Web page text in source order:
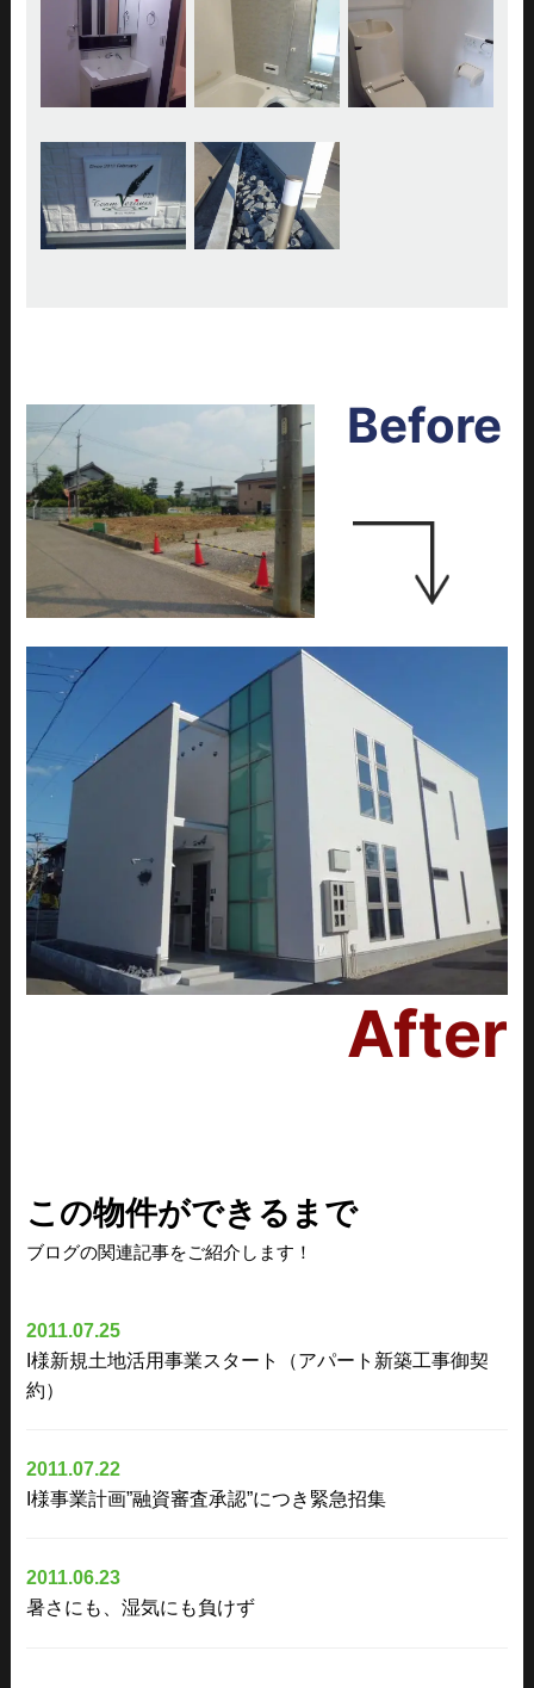
この物件ができるまで
ブログの関連記事をご紹介します！
2011.07.25
I様新規土地活用事業スタート（アパート新築工事御契
約）
2011.07.22
I様事業計画”融資審査承認”につき緊急招集
2011.06.23
暑さにも、湿気にも負けず